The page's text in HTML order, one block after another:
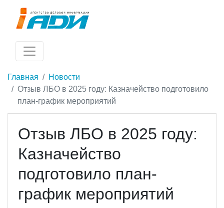
Главная
Новости
Отзыв ЛБО в 2025 году: Казначейство подготовило
план-график мероприятий
Отзыв ЛБО в 2025 году:
Казначейство
подготовило план-
график мероприятий